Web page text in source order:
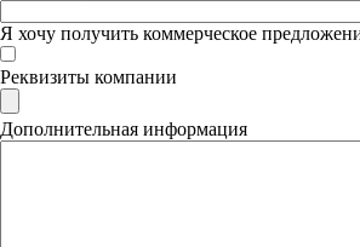
Я хочу получить коммерческое
Реквизиты компании
Дополнительная информация